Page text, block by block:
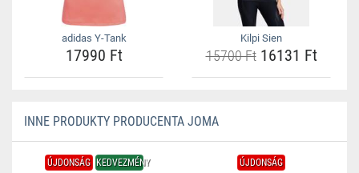
adidas Y-Tank
17990 Ft
Kilpi Sien
15700 Ft16131 Ft
INNE PRODUKTY PRODUCENTA JOMA
ÚJDONSÁG KEDVEZMÉNY ÚJDONSÁG